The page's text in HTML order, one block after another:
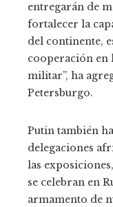
entregarán de
fortalecer la
del continente,
cooperación en
militar”, ha
Petersburgo.
Putin también
delegaciones
las
se celebran en
armamento de